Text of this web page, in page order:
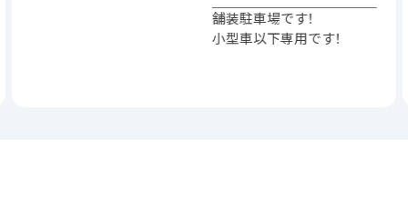
舗装駐車場です！
小型車以下専用です！